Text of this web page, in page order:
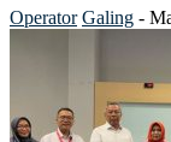
Operator Galing -